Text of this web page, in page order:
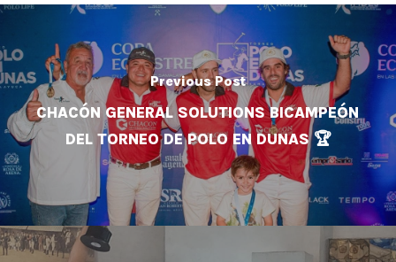
Previous Post
CHACÓN GENERAL SOLUTIONS BICAMPEÓN
DEL TORNEO DE POLO EN DUNAS 🏆